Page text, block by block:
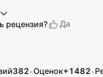
рецензия?
Да
382•Оценок+1482•